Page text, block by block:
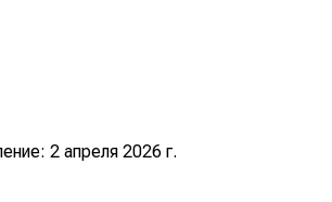
2 апреля 2026 г.